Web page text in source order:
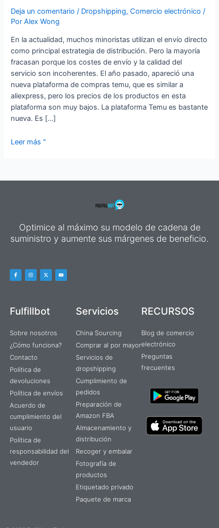
Deja un comentario / Dropshipping,Comercio electrónico /
PorAlex Wong
En la actualidad, muchos minoristas utilizan el envío directo
como principal estrategia de distribución. Pero la mayoría
fracasan porque los costes de envío y la calidad del
servicio son incoherentes. El año pasado, apareció una
nueva plataforma de compras temu, que es similar a
aliexpress, pero los precios de los productos en esta
plataforma son muy bajos. La plataforma Temu es bastante
nueva. Es [...]
Leer más "
Optimice al máximo su modelo de cadena de
suministro y aumente sus márgenes de beneficio.
F
a
c
-
f
I
n
s
X
-
t
r
Y
o
u
Fulfillbot
Sobre nosotros
¿Cómo funciona?
Contacto
Política de
devoluciones
Política de envíos
Acuerdo de
cumplimiento del
usuario
Política de
responsabilidad del
vendedor
Servicios
China Sourcing
Comprar al por mayor
Servicios de
dropshipping
Cumplimiento de
pedidos
Preparación de
Amazon FBA
Almacenamiento y
distribución
Recoger y embalar
Fotografía de
productos
Etiquetado privado
Paquete de marca
RECURSOS
Blog de comercio
electrónico
Preguntas
frecuentes